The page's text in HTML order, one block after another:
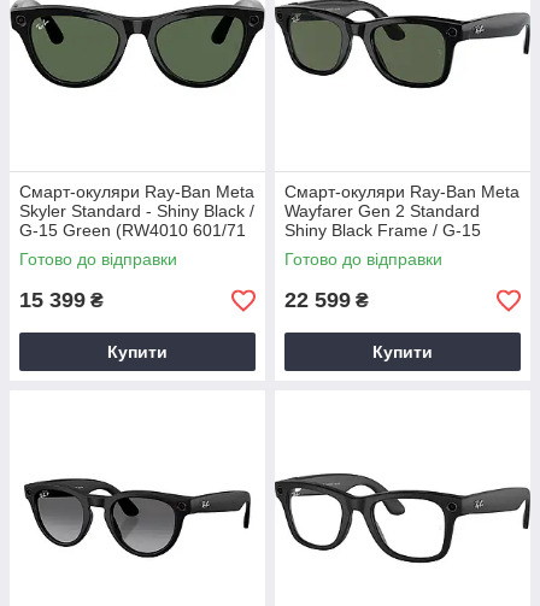
Смарт-окуляри Ray-Ban Meta
Skyler Standard - Shiny Black /
G-15 Green (RW4010 601/71
52-20)
Готово до відправки
15 399 ₴
Купити
Смарт-окуляри Ray-Ban Meta
Wayfarer Gen 2 Standard
Shiny Black Frame / G-15
Green Lenses (RW4012
601/71 50-22)
Готово до відправки
22 599 ₴
Купити